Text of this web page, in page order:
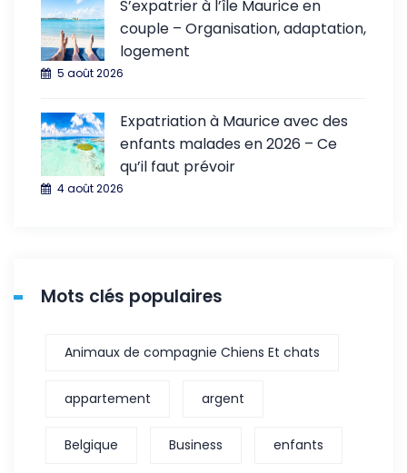
S’expatrier à l’île Maurice en
couple – Organisation, adaptation,
logement
5 août 2026
Expatriation à Maurice avec des
enfants malades en 2026 – Ce
qu’il faut prévoir
4 août 2026
Mots clés populaires
Animaux de compagnie Chiens Et chats
appartement argent
Belgique Business enfants